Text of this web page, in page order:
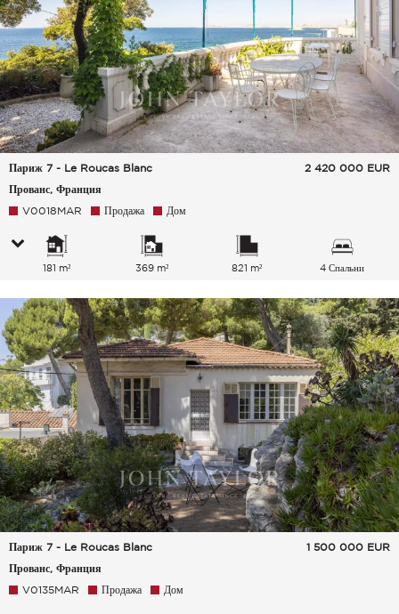
Париж 7 - Le Roucas Blanc
Прованс, Франция
2 420 000 EUR
V0018MAR Продажа Дом
181 m² 369 m² 821 m² 4 Спальни
Париж 7 - Le Roucas Blanc
Прованс, Франция
1 500 000 EUR
V0135MAR Продажа Дом